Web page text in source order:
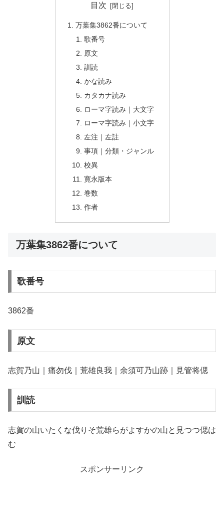
目次
万葉集3862番について
歌番号
原文
訓読
かな読み
カタカナ読み
ローマ字読み｜大文字
ローマ字読み｜小文字
左注｜左註
事項｜分類・ジャンル
校異
寛永版本
巻数
作者
万葉集3862番について
歌番号
3862番
原文
志賀乃山｜痛勿伐｜荒雄良我｜余須可乃山跡｜見管将偲
訓読
志賀の山いたくな伐りそ荒雄らがよすかの山と見つつ偲は
む
スポンサーリンク